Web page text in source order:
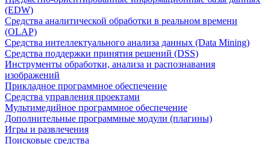
(EDW)
Средства аналитической обработки в реальном времени
(OLAP)
Средства интеллектуального анализа данных (Data Mining)
Средства поддержки принятия решений (DSS)
Инструменты обработки, анализа и распознавания
изображений
Прикладное программное обеспечение
Средства управления проектами
Мультимедийное программное обеспечение
Дополнительные программные модули (плагины)
Игры и развлечения
Поисковые средства